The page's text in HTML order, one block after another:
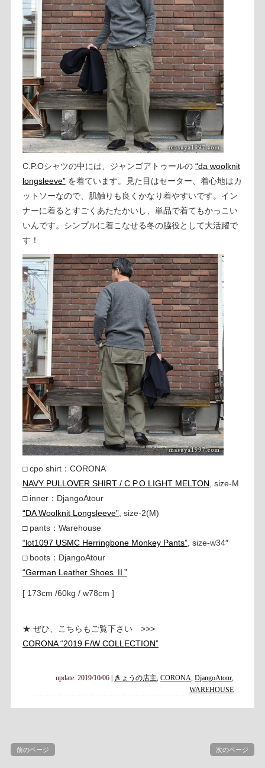
C.P.Oシャツの中には、ジャンゴアトゥールの “da woolknit
longsleeve”を着ています。見た目はセーター、着心地はカ
ットソーなので、肌触りも良くかなり着やすいです。イン
ナーに着るとすごくあたたかいし、単品で着てもかっこい
いんです。シンプルに着こなせる冬の脇役として大活躍で
す！
□ cpo shirt：CORONA
NAVY PULLOVER SHIRT / C.P.O LIGHT MELTON , size-M
□ inner：DjangoAtour
“DA Woolknit Longsleeve”, size-2(M)
□ pants：Warehouse
“lot1097 USMC Herringbone Monkey Pants”, size-w34″
□ boots：DjangoAtour
“German Leather Shoes Ⅱ”
[ 173cm /60kg / w78cm ]
★ ぜひ、こちらもご覧下さい >>>
CORONA “2019 F/W COLLECTION”
update: 2019/10/06 | きょうの店主 ,CORONA ,DjangoAtour
WAREHOUSE
前のページ 次のページ